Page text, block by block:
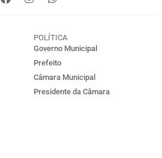
POLÍTICA
Governo Municipal
Prefeito
Câmara Municipal
Presidente da Câmara